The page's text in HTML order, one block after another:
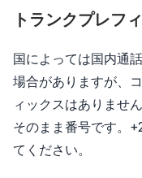
トランクプレフ
国によっては国内通
場合がありますが、
ィックスはありませ
そのまま番号です。
てください。